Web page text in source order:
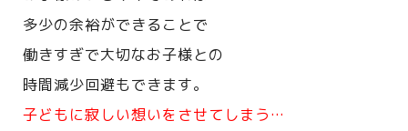
多少の余裕ができることで
働きすぎで大切なお子様との
時間減少回避もできます。
子どもに寂しい想いをさせてしまう…